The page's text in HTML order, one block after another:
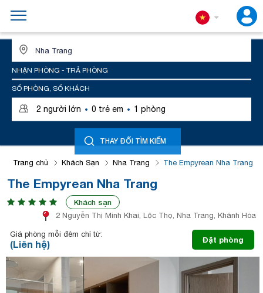
NHẬN PHÒNG - TRẢ PHÒNG
SỐ PHÒNG, SỐ KHÁCH
2 người lớn · 0 trẻ em · 1 phòng
THAY ĐỔI TÌM KIẾM
Trang chủ Khách Sạn Nha Trang The Empyrean Nha Trang
The Empyrean Nha Trang
Khách sạn
2 Nguyễn Thị Minh Khai, Lộc Thọ, Nha Trang, Khánh Hòa
Giá phòng mỗi đêm chỉ từ:
(Liên hệ) Đặt phòng